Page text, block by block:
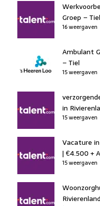
Groep – Tiel
16 weergaven
Ambulant
– Tiel
15 weergaven
in
15 weergaven
Vacature
| €4.500 +
15 weergaven